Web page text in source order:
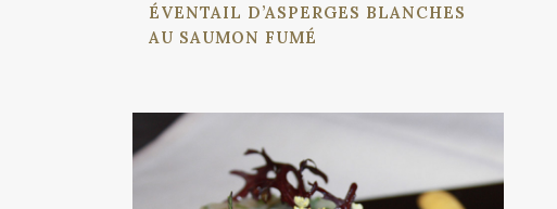
ÉVENTAIL D’ASPERGES BLANCHES
AU SAUMON FUMÉ